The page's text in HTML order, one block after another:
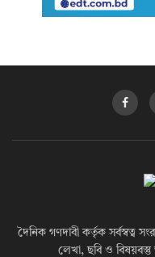
দৈনিক গণদাবী কর্তৃক সর্বস্বত্ব
লেখা, ছবি ও